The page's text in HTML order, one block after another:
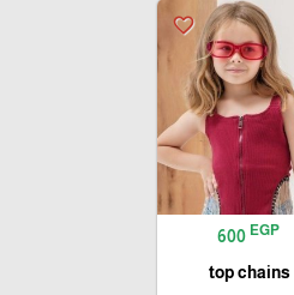
favorite_border
600 EGP
top chains